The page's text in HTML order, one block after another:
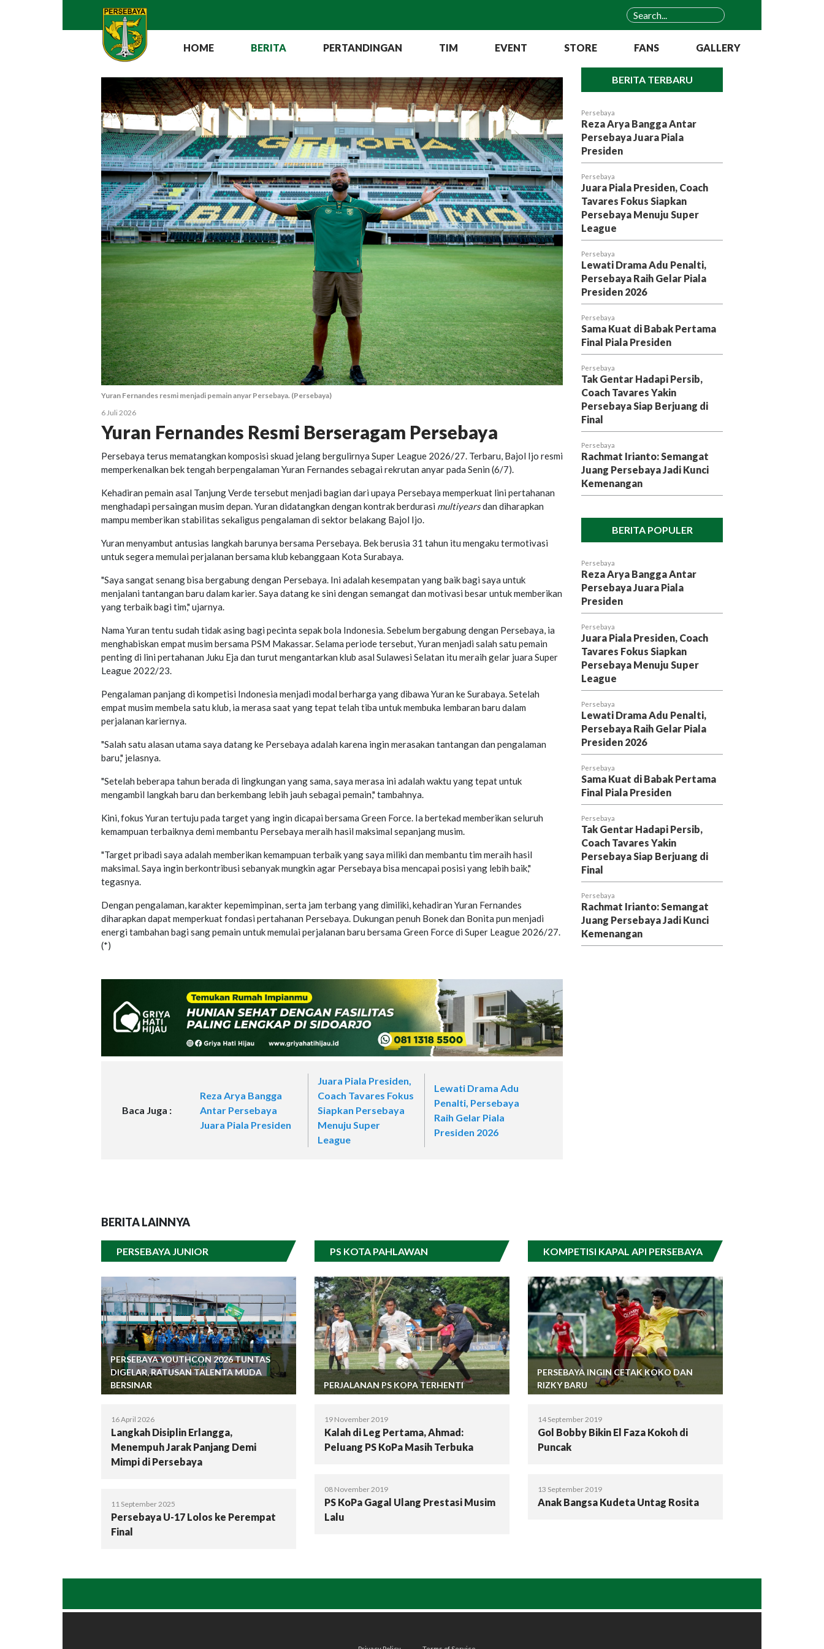
HOME BERITA PERTANDINGAN TIM EVENT STORE FANS GALLERY
Yuran Fernandes resmi menjadi pemain anyar Persebaya. (Persebaya)
6 Juli 2026
Yuran Fernandes Resmi Berseragam Persebaya
Persebaya terus mematangkan komposisi skuad jelang bergulirnya Super League 2026/27. Terbaru, Bajol Ijo resmi
memperkenalkan bek tengah berpengalaman Yuran Fernandes sebagai rekrutan anyar pada Senin (6/7).
Kehadiran pemain asal Tanjung Verde tersebut menjadi bagian dari upaya Persebaya memperkuat lini pertahanan
menghadapi persaingan musim depan. Yuran didatangkan dengan kontrak berdurasi multiyearsdan diharapkan
mampu memberikan stabilitas sekaligus pengalaman di sektor belakang Bajol Ijo.
Yuran menyambut antusias langkah barunya bersama Persebaya. Bek berusia 31 tahun itu mengaku termotivasi
untuk segera memulai perjalanan bersama klub kebanggaan Kota Surabaya.
"Saya sangat senang bisa bergabung dengan Persebaya. Ini adalah kesempatan yang baik bagi saya untuk
menjalani tantangan baru dalam karier. Saya datang ke sini dengan semangat dan motivasi besar untuk memberikan
yang terbaik bagi tim," ujarnya.
Nama Yuran tentu sudah tidak asing bagi pecinta sepak bola Indonesia. Sebelum bergabung dengan Persebaya, ia
menghabiskan empat musim bersama PSM Makassar. Selama periode tersebut, Yuran menjadi salah satu pemain
penting di lini pertahanan Juku Eja dan turut mengantarkan klub asal Sulawesi Selatan itu meraih gelar juara Super
League 2022/23.
Pengalaman panjang di kompetisi Indonesia menjadi modal berharga yang dibawa Yuran ke Surabaya. Setelah
empat musim membela satu klub, ia merasa saat yang tepat telah tiba untuk membuka lembaran baru dalam
perjalanan kariernya.
"Salah satu alasan utama saya datang ke Persebaya adalah karena ingin merasakan tantangan dan pengalaman
baru," jelasnya.
"Setelah beberapa tahun berada di lingkungan yang sama, saya merasa ini adalah waktu yang tepat untuk
mengambil langkah baru dan berkembang lebih jauh sebagai pemain," tambahnya.
Kini, fokus Yuran tertuju pada target yang ingin dicapai bersama Green Force. Ia bertekad memberikan seluruh
kemampuan terbaiknya demi membantu Persebaya meraih hasil maksimal sepanjang musim.
"Target pribadi saya adalah memberikan kemampuan terbaik yang saya miliki dan membantu tim meraih hasil
maksimal. Saya ingin berkontribusi sebanyak mungkin agar Persebaya bisa mencapai posisi yang lebih baik,"
tegasnya.
Dengan pengalaman, karakter kepemimpinan, serta jam terbang yang dimiliki, kehadiran Yuran Fernandes
diharapkan dapat memperkuat fondasi pertahanan Persebaya. Dukungan penuh Bonek dan Bonita pun menjadi
energi tambahan bagi sang pemain untuk memulai perjalanan baru bersama Green Force di Super League 2026/27.
(*)
Baca Juga :
Reza Arya Bangga
Antar Persebaya
Juara Piala Presiden
Juara Piala Presiden,
Coach Tavares Fokus
Siapkan Persebaya
Menuju Super
League
Lewati Drama Adu
Penalti, Persebaya
Raih Gelar Piala
Presiden 2026
BERITA TERBARU
Persebaya
Reza Arya Bangga Antar
Persebaya Juara Piala
Presiden
Persebaya
Juara Piala Presiden, Coach
Tavares Fokus Siapkan
Persebaya Menuju Super
League
Persebaya
Lewati Drama Adu Penalti,
Persebaya Raih Gelar Piala
Presiden 2026
Persebaya
Sama Kuat di Babak Pertama
Final Piala Presiden
Persebaya
Tak Gentar Hadapi Persib,
Coach Tavares Yakin
Persebaya Siap Berjuang di
Final
Persebaya
Rachmat Irianto: Semangat
Juang Persebaya Jadi Kunci
Kemenangan
BERITA POPULER
Persebaya
Reza Arya Bangga Antar
Persebaya Juara Piala
Presiden
Persebaya
Juara Piala Presiden, Coach
Tavares Fokus Siapkan
Persebaya Menuju Super
League
Persebaya
Lewati Drama Adu Penalti,
Persebaya Raih Gelar Piala
Presiden 2026
Persebaya
Sama Kuat di Babak Pertama
Final Piala Presiden
Persebaya
Tak Gentar Hadapi Persib,
Coach Tavares Yakin
Persebaya Siap Berjuang di
Final
Persebaya
Rachmat Irianto: Semangat
Juang Persebaya Jadi Kunci
Kemenangan
BERITA LAINNYA
PERSEBAYA JUNIOR
PERSEBAYA YOUTHCON 2026 TUNTAS
DIGELAR, RATUSAN TALENTA MUDA
BERSINAR
16 April 2026
Langkah Disiplin Erlangga,
Menempuh Jarak Panjang Demi
Mimpi di Persebaya
11 September 2025
Persebaya U-17 Lolos ke Perempat
Final
PS KOTA PAHLAWAN
PERJALANAN PS KOPA TERHENTI
19 November 2019
Kalah di Leg Pertama, Ahmad:
Peluang PS KoPa Masih Terbuka
08 November 2019
PS KoPa Gagal Ulang Prestasi Musim
Lalu
KOMPETISI KAPAL API PERSEBAYA
PERSEBAYA INGIN CETAK KOKO DAN
RIZKY BARU
14 September 2019
Gol Bobby Bikin El Faza Kokoh di
Puncak
13 September 2019
Anak Bangsa Kudeta Untag Rosita